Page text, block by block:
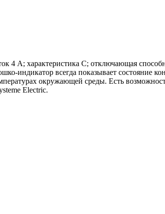
А; характеристика C; отключающая
индикатор всегда показывает состояние
окружающей среды. Есть
Electric.